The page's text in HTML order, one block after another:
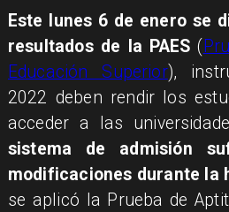
Este lunes 6 de enero se
resultados de la PAES (
Educación Superior),
2022 deben rendir los
acceder a las
sistema de admisión
modificaciones durante la
se aplicó la Prueba de